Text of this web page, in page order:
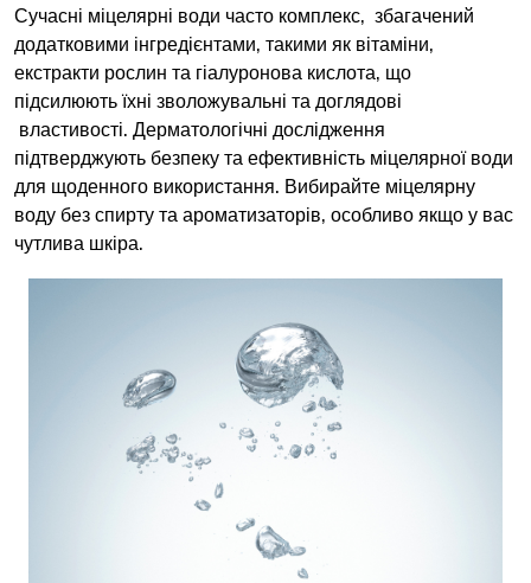
Сучасні міцелярні води часто комплекс, збагачений
додатковими інгредієнтами, такими як вітаміни,
екстракти рослин та гіалуронова кислота, що
підсилюють їхні зволожувальні та доглядові
властивості. Дерматологічні дослідження
підтверджують безпеку та ефективність міцелярної води
для щоденного використання. Вибирайте міцелярну
воду без спирту та ароматизаторів, особливо якщо у вас
чутлива шкіра.